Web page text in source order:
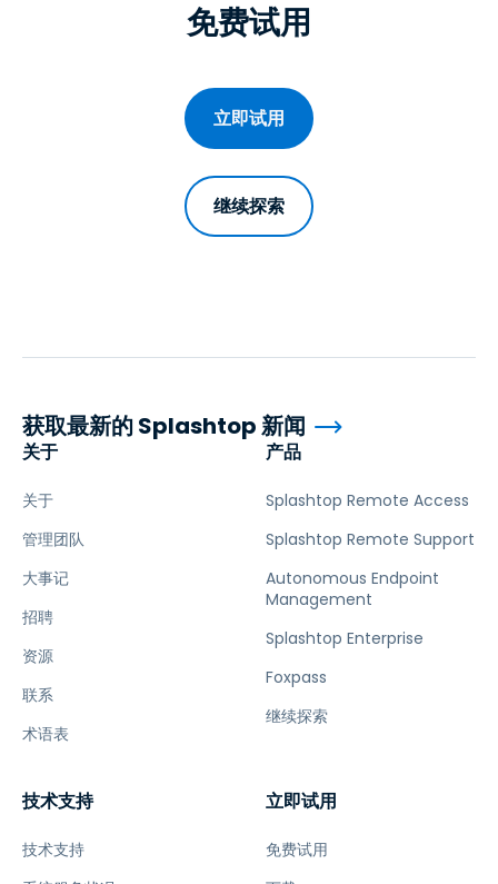
免费试用
立即试用
继续探索
关于
关于
管理团队
大事记
招聘
资源
联系
术语表
产品
Splashtop Remote Access
Splashtop Remote Support
Autonomous Endpoint
Management
Splashtop Enterprise
Foxpass
继续探索
技术支持
技术支持
立即试用
免费试用
获取最新的 Splashtop 新闻